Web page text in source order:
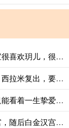
诚信优配 血缘太神奇！马筱梅说汪小宝很喜欢玥儿，很渴望姐姐抱
锦鲤配资 帕公主走后，泰王后宫洗牌！西拉米复出，要联手诗妮娜斗苏提达？
融可赢 身家亿万的全球最贵影后，却只能看着一生挚爱死在眼前
翻倍赚 哈里同意访英期间入住白金汉宫，随后白金汉宫回复：已无可住房间